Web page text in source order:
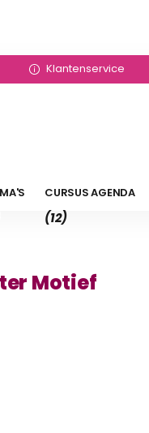
Klantenservice
CURSUS AGENDA
(12)
Motief